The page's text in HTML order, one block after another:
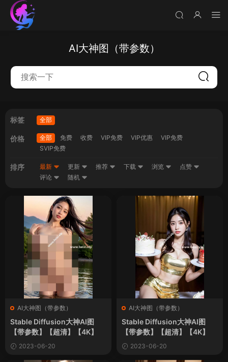
AI大神图（带参数）
标签 全部
价格 全部 免费 收费 VIP免费 VIP优惠
VIP免费
SVIP免费
排序 最新 更新 推荐 下载 浏览
点赞
评论
随机
AI大神图（带参数）
Stable Diffusion大神AI图
【带参数】【超清】【4K】
2023-06-20
AI大神图（带参数）
Stable Diffusion大神AI图
【带参数】【超清】【4K】
2023-06-20